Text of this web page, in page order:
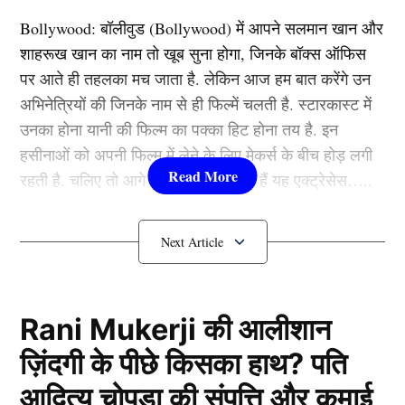
अरब से लौटते समय नहीं किया पाकिस्तान रुट
इस्तेमाल
यह सामान्य प्रक्रिया थी क्योंकि यह रूट सबसे छोटा और समय
और ईंधन के लिहाज से सबसे कुशल है। मंगलवार दोपहर पहलगाम
में हुए आतंकी हमले में 26 लोगों की मौत के बाद पीएम मोदी (PM
Bollywood:बॉलीवुड (Bollywood)में आपने सलमान खान और
शाहरूख खान का नाम तो खूब सुना होगा, जिनके बॉक्स ऑफिस
पर आते ही तहलका मच जाता है. लेकिन आज हम बात करेंगे उन
अभिनेत्रियों की जिनके नाम से ही फिल्में चलती है. स्टारकास्ट में
उनका होना यानी की फिल्म का पक्का हिट होना तय है. इन
हसीनाओं को अपनी फिल्म में लेने के लिए मेकर्स के बीच होड़ लगी
रहती है. चलिए तो आगे जानते हैं कौन-कौन हैं यह एक्ट्रेसेस…..
कौन हैंBollywood की यह हसीनाएं?
Padukone)
लिस्ट में पहला नाम अभिनेत्री दीपिका पादुकोण का नाम शामिल हैं.
एक्ट्रेस को बॉक्स ऑफिस की सुपरस्टार कही जाता है. दीपिका ने
Rani Mukerji की आलीशान
ज़िंदगी के पीछे किसका हाथ? पति